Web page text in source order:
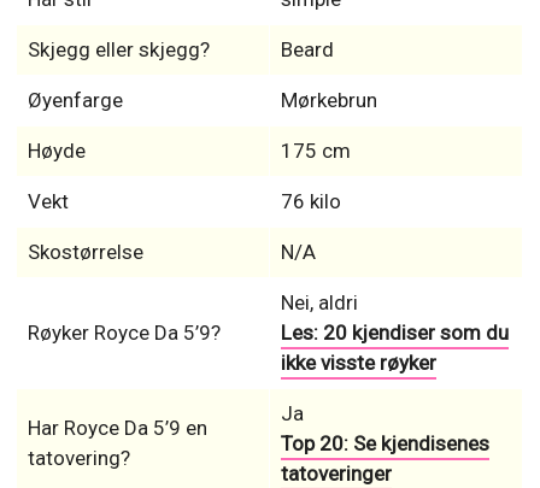
Skjegg eller skjegg? Beard
Øyenfarge Mørkebrun
Høyde 175 cm
Vekt 76 kilo
Skostørrelse N/A
Røyker Royce Da 5’9?
Nei, aldri
Les: 20 kjendiser som du
ikke visste røyker
Har Royce Da 5’9 en
tatovering?
Ja
Top 20: Se kjendisenes
tatoveringer